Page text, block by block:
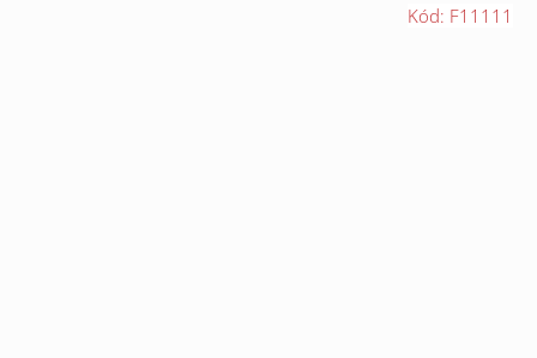
Kód: F11111